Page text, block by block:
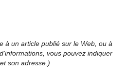
à un article publié sur le Web, ou à
vous pouvez indiquer
son adresse.)